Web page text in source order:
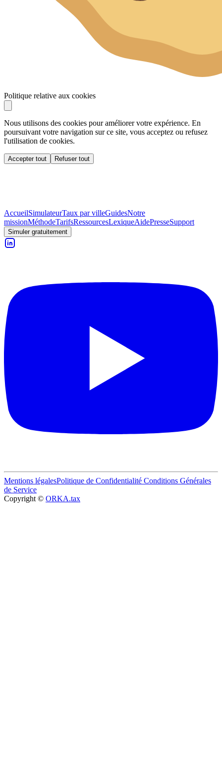
Politique relative aux cookies
Nous utilisons des cookies pour améliorer votre expérience. En
poursuivant votre navigation sur ce site, vous acceptez ou refusez
l'utilisation de cookies.
Accepter tout Refuser tout
AccueilSimulateurTaux par villeGuidesNotre
missionMéthodeTarifsRessourcesLexiqueAidePresseSupport
Simuler gratuitement
Mentions légalesPolitique de Confidentialité Conditions Générales
de Service
Copyright © ORKA.tax